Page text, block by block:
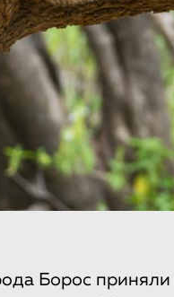
Борос